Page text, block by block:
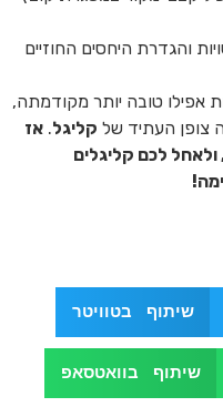
והגדרת היחסים החוזיים
אפילו טובה יותר מקודמתה,
צופן העתיד של קליגל. אז
2022, להודות, ולאחל לכם קליגלים
שיתוף בטוויטר
שיתוף בוואטסאפ